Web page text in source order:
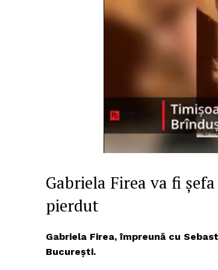
Gabriela Firea va fi
pierdut
Gabriela Firea, împreună cu
București.